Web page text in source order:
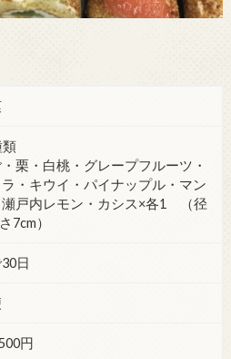
類
栗・白桃・グレープフルーツ・
・キウイ・パイナップル・マン
瀬戸内レモン・カシス×各1 （径
7cm）
日
円